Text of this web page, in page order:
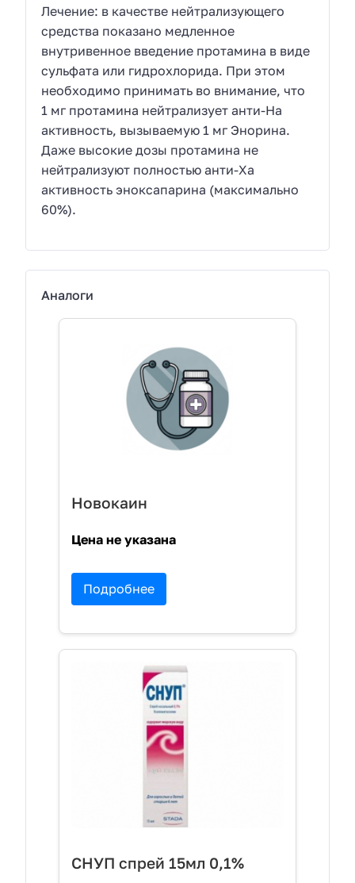
Лечение: в качестве нейтрализующего
средства показано медленное
внутривенное введение протамина в виде
сульфата или гидрохлорида. При этом
необходимо принимать во внимание, что
1 мг протамина нейтрализует анти-На
активность, вызываемую 1 мг Энорина.
Даже высокие дозы протамина не
нейтрализуют полностью анти-Ха
активность эноксапарина (максимально
60%).
Аналоги
Новокаин
Цена не указана
Подробнее
СНУП спрей 15мл 0,1%